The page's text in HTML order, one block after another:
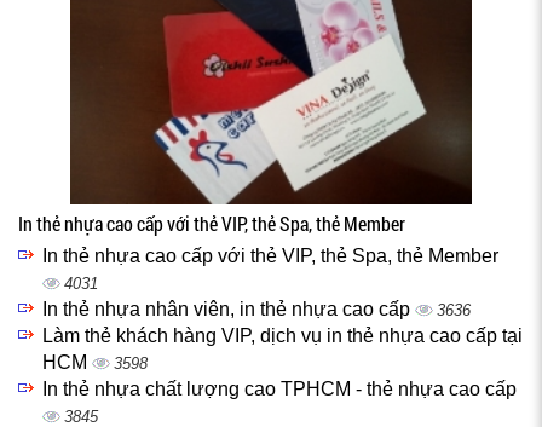
In thẻ nhựa cao cấp với thẻ VIP, thẻ Spa, thẻ Member
In thẻ nhựa cao cấp với thẻ VIP, thẻ Spa, thẻ Member
4031
In thẻ nhựa nhân viên, in thẻ nhựa cao cấp 3636
Làm thẻ khách hàng VIP, dịch vụ in thẻ nhựa cao cấp tại
HCM
3598
In thẻ nhựa chất lượng cao TPHCM - thẻ nhựa cao cấp
3845